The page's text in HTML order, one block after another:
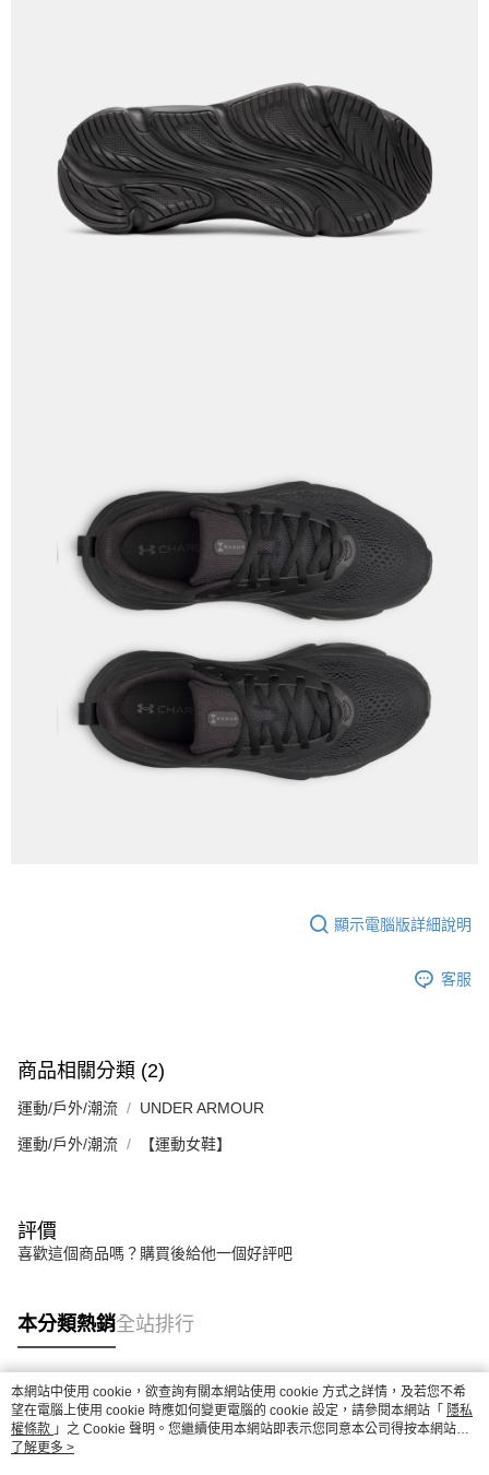
顯示電腦版詳細說明
客服
商品相關分類 (2)
運動/戶外/潮流 UNDER ARMOUR
運動/戶外/潮流 【運動女鞋】
評價
喜歡這個商品嗎？購買後給他一個好評吧
本分類熱銷全站排行
熱門標籤
本網站中使用 cookie，欲查詢有關本網站使用 cookie 方式之詳情，及若您不希
望在電腦上使用 cookie 時應如何變更電腦的 cookie 設定，請參閱本網站「 隱私
權條款 」之 Cookie 聲明。您繼續使用本網站即表示您同意本公司得按本網站使
用條款之 Cookie 聲明使用 cookie。
了解更多 >